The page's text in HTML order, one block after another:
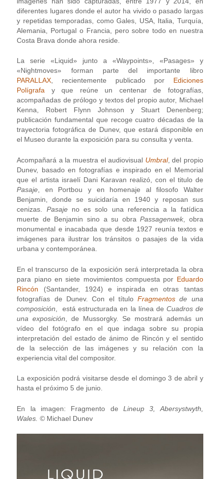
diferentes lugares donde el autor ha vivido o pasado largas
y repetidas temporadas, como Gales, USA, Italia, Turquía,
Alemania, Portugal o Francia, pero sobre todo en nuestra
Costa Brava donde ahora reside.
La serie «Liquid» junto a «Waypoints», «Pasages» y
«Nightmoves» forman parte del importante libro
PARALLAX, recientemente publicado por Ediciones
Polígrafa y que reúne un centenar de fotografías,
acompañadas de prólogo y textos del propio autor, Michael
Kenna, Robert Flynn Johnson y Stuart Denenberg;
publicación fundamental que recoge cuatro décadas de la
trayectoria fotográfica de Dunev, que estará disponible en
el Museo durante la exposición para su consulta y venta.
Acompañará a la muestra el audiovisual Umbral, del propio
Dunev, basado en fotografías e inspirado en el Memorial
que el artista israelí Dani Karavan realizó, con el titulo de
Pasaje , en Portbou y en homenaje al filosofo Walter
Benjamin, donde se suicidaría en 1940 y reposan sus
cenizas. Pasajeno es solo una referencia a la fatídica
muerte de Benjamin sino a su obraPassagenwek , obra
monumental e inacabada que desde 1927 reunía textos e
imágenes para ilustrar los tránsitos o pasajes de la vida
urbana y contemporánea.
En el transcurso de la exposición será interpretada la obra
para piano en siete movimientos compuesta por Eduardo
Rincón (Santander, 1924) e inspirada en otras tantas
fotografías de Dunev. Con el títuloFragmentos de una
composición , está estructurada en la línea de Cuadros de
una exposición , de Mussorgky. Se mostrará además un
vídeo del fotógrafo en el que indaga sobre su propia
interpretación del estado de ánimo de Rincón y el sentido
de la selección de las imágenes y su relación con la
experiencia vital del compositor.
La exposición podrá visitarse desde el domingo 3 de abril y
hasta el próximo 5 de junio.
En la imagen: Fragmento de Lineup 3, Abersystwyth,
Wales. © Michael Dunev